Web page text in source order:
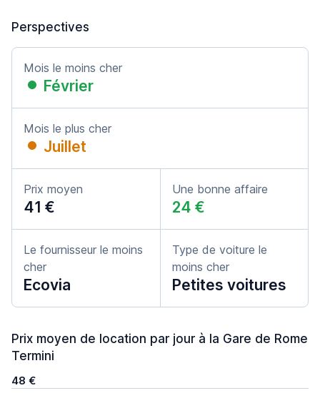
Perspectives
Mois le moins cher
Février
Mois le plus cher
Juillet
Prix moyen
41 €
Une bonne affaire
24 €
Le fournisseur le moins
cher
Ecovia
Type de voiture le
moins cher
Petites voitures
Prix moyen de location par jour à la Gare de Rome
Termini
48 €